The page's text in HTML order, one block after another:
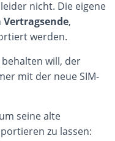
nicht. Die eigene
Vertragsende,
werden.
will, der
mit der neue SIM-
seine alte
zu lassen: